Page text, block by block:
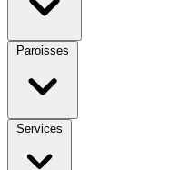
Paroisses
Services